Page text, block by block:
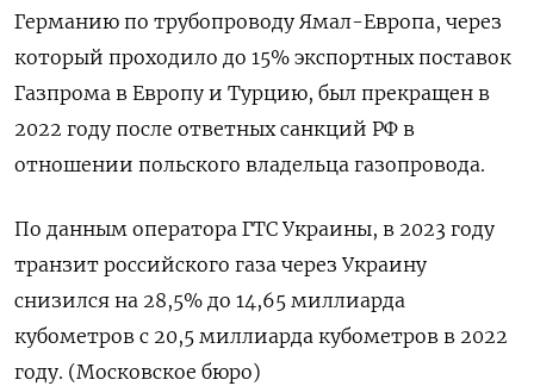
Германию по трубопроводу Ямал-Европа, через
который проходило до 15% экспортных поставок
Газпрома в Европу и Турцию, был прекращен в
2022 году после ответных санкций РФ в
отношении польского владельца газопровода.
По данным оператора ГТС Украины, в 2023 году
транзит российского газа через Украину
снизился на 28,5% до 14,65 миллиарда
кубометров с 20,5 миллиарда кубометров в 2022
году. (Московское бюро)